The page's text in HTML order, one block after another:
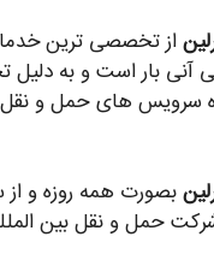
از تخصصی ترین
آنی بار است و به دلیل
سرویس های حمل و نقل
بصورت همه روزه و از
حمل و نقل بین